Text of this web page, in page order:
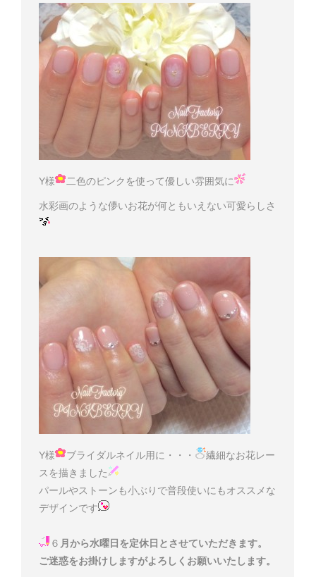
Y様 二色のピンクを使って優しい雰囲気に
水彩画のような儚いお花が何ともいえない可愛らしさ
Y様 ブライダルネイル用に・・・
繊細なお花レー
スを描きました
パールやストーンも小ぶりで普段使いにもオススメな
デザインです
６ 月から水曜日を定休日とさせていただきます。
ご迷惑をお掛けしますがよろしくお願いいたします。